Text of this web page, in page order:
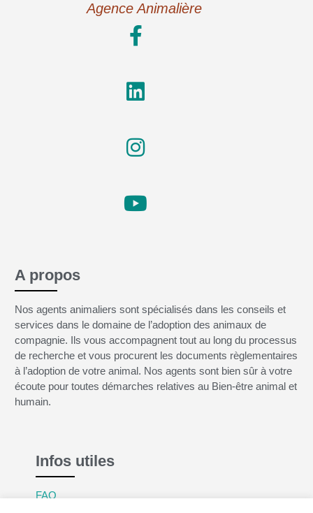
Agence Animalière
A propos
Nos agents animaliers sont spécialisés dans les conseils et
services dans le domaine de l’adoption des animaux de
compagnie. Ils vous accompagnent tout au long du processus
de recherche et vous procurent les documents règlementaires
à l’adoption de votre animal. Nos agents sont bien sûr à votre
écoute pour toutes démarches relatives au Bien-être animal et
humain.
Infos utiles
FAQ